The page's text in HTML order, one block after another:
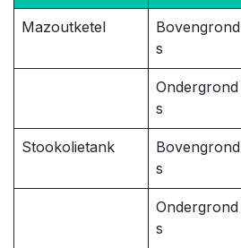
Mazoutketel
Bovengrond
s
Ondergrond
s
Stookolietank
Bovengrond
s
Ondergrond
s